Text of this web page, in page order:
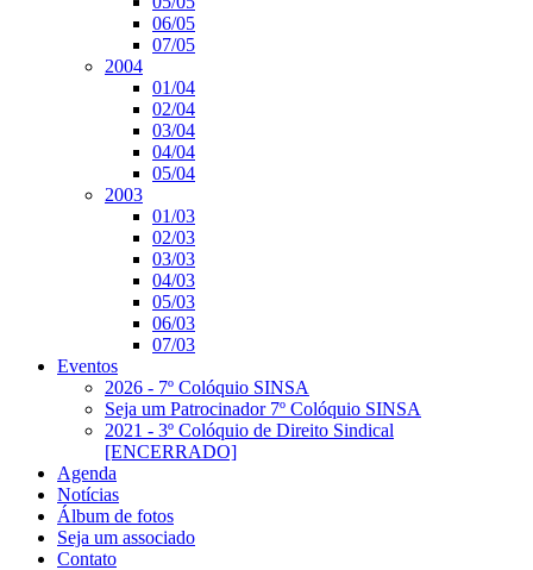
06/05
07/05
2004
01/04
02/04
03/04
04/04
05/04
2003
01/03
02/03
03/03
04/03
05/03
06/03
07/03
Eventos
2026 - 7º Colóquio SINSA
Seja um Patrocinador 7º Colóquio SINSA
2021 - 3º Colóquio de Direito Sindical
[ENCERRADO]
Agenda
Notícias
Álbum de fotos
Seja um associado
Contato